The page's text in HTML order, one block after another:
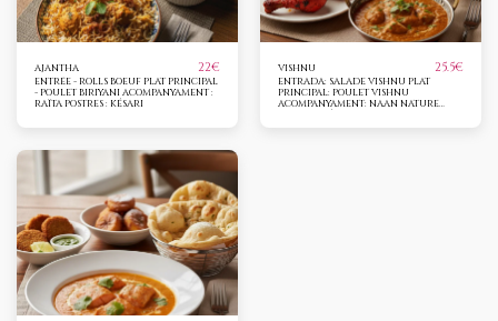
AJANTHA 22€
ENTRÉE - ROLLS BOEUF PLAT PRINCIPAL
- POULET BIRIYANI ACOMPANYAMENT :
RAÏTA POSTRES : KÉSARI
VISHNU 25.5€
ENTRADA: SALADE VISHNU PLAT
PRINCIPAL: POULET VISHNU
ACOMPANYAMENT: NAAN NATURE